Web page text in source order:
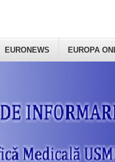
EURONEWS EUROPA